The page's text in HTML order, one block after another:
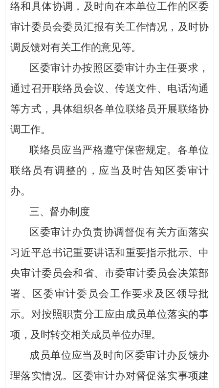
络和具体协调，及时向在本单位工作的区委
审计委员会委员汇报有关工作情况，及时协
调反馈对有关工作的意见等。
区委审计办按照 区委审计办主任要求，
通过召开联络员会议、传送文件、电话沟通
等方式，具体组织各单位联络员开展联络协
调工作。
联络员应当严格遵守保密规定。各单位
联络员有调整的，应当及时告知 区委审计
办。
三、督办制度
区委审计办负责协调督促有关方面落实
习近平总书记重要讲话和重要指示批示、中
央审计委员会和省、市委审计委员会决策部
署、
区委审计委员会工作要求及 区领导批
示。对按照职责分工应由成员单位落实的事
项，及时转交相关成员单位办理。
成员单位应当及时向 区委审计办反馈办
理落实情况。
区委审计办对督促落实事项建